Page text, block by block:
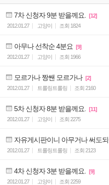
7차 신청자 9분 받을께요.
[12]
2012.01.27
고양이 조회 1824
아무나 선착순 4분요 [9]
2012.01.27
고양이 조회 1966
모르가나 짱쌘 모르가나 [2]
2012.01.27
트롤링트롤링 조회 2160
5차 신청자 8분 받을께요.
[11]
2012.01.27
고양이 조회 2275
자유게시판이니 아무거나 써도
2012.01.27
트롤링트롤링 조회 2123
4차 신청자 3분 받을께요.
[9]
2012.01.27
고양이 조회 2259